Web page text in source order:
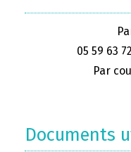
05 59 63
Par
Documents